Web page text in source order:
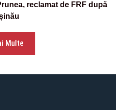
reclamat de FRF după
Multe